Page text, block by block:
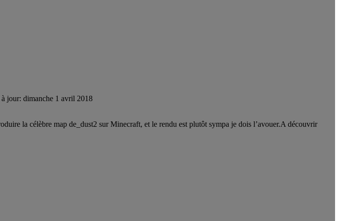
jour: dimanche 1 avril 2018
la célèbre map de_dust2 sur Minecraft, et le rendu est plutôt sympa je dois l’avouer.A découvrir